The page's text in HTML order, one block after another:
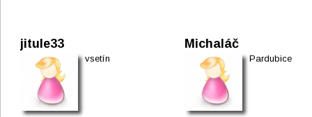
jitule33
vsetín
Michaláč
Pardubice